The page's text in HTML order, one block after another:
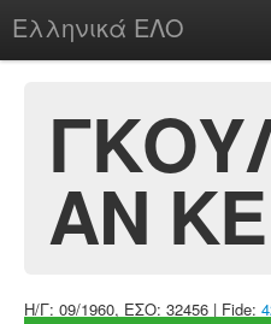
Ελληνικά ΕΛΟ
chesstu.be @ discord
LoginΑΝ
Η/Γ: 09/1960, ΕΣΟ: 32456 | Fide: